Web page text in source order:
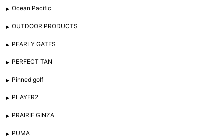
Ocean Pacific
OUTDOOR PRODUCTS
PEARLY GATES
PERFECT TAN
Pinned golf
PLAYER2
PRAIRIE GINZA
PUMA